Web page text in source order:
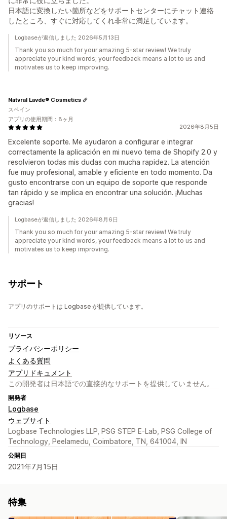
日本語に変換したい箇所などをサポートセンターにチャット連絡
したところ、すぐに対応してくれ非常に満足しています。
Logbaseが返信しました 2026年5月13日
Thank you so much for your amazing 5-star review! We truly
appreciate your kind words; your feedback means a lot to us and
motivates us to keep improving.
2026年8月5日
Excelente soporte. Me ayudaron a configurar e integrar
correctamente la aplicación en mi nuevo tema de Shopify 2.0 y
resolvieron todas mis dudas con mucha rapidez. La atención
fue muy profesional, amable y eficiente en todo momento. Da
gusto encontrarse con un equipo de soporte que responde
tan rápido y se implica en encontrar una solución. ¡Muchas
gracias!
Natvral Lavde® Cosmetics
スペイン
アプリの使用期間：8ヶ月
Logbaseが返信しました 2026年8月6日
Thank you so much for your amazing 5-star review! We truly
appreciate your kind words, your feedback means a lot to us and
motivates us to keep improving.
サポート
アプリのサポートは Logbase が提供しています。
リソース
プライバシーポリシー
よくある質問
アプリドキュメント
この開発者は日本語での直接的なサポートを提供していません。
開発者
Logbase
ウェブサイト
Logbase Technologies LLP, PSG STEP E-Lab, PSG College of
Technology, Peelamedu, Coimbatore, TN, 641004, IN
公開日
2021年7月15日
特集